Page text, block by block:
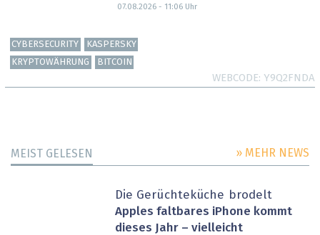
07.08.2026 - 11:06Uhr
CYBERSECURITY
KASPERSKY
KRYPTOWÄHRUNG
BITCOIN
WEBCODE Y9Q2FNDA
MEIST GELESEN » MEHR NEWS
Die Gerüchteküche brodelt
Apples faltbares iPhone kommt
dieses Jahr – vielleicht